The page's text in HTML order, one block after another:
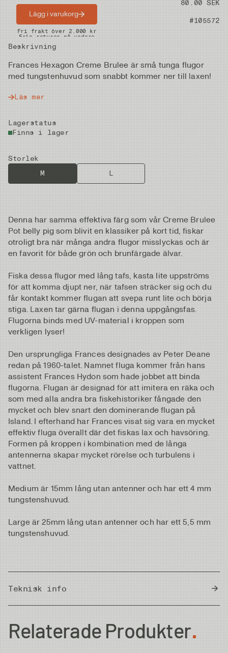
Pris 80.00 SEK
Artikelnummer #105572
Beskrivning
Frances Hexagon Creme Brulee är små tunga flugor
med tungstenhuvud som snabbt kommer ner till laxen!
Läs mer
Lagerstatus
Finns i lager
Storlek
M
L
Lägg i varukorg
Snabba leveranser
Fri frakt över 2.000 kr
Fria returer på vadare
Denna har samma effektiva färg som vår Creme Brulee
Pot belly pig som blivit en klassiker på kort tid, fiskar
otroligt bra när många andra flugor misslyckas och är
en favorit för både grön och brunfärgade älvar.
Fiska dessa flugor med lång tafs, kasta lite uppströms
för att komma djupt ner, när tafsen sträcker sig och du
får kontakt kommer flugan att svepa runt lite och börja
stiga. Laxen tar gärna flugan i denna uppgångsfas.
Flugorna binds med UV-material i kroppen som
verkligen lyser!
Den ursprungliga Frances designades av Peter Deane
redan på 1960-talet. Namnet fluga kommer från hans
assistent Frances Hydon som hade jobbet att binda
flugorna. Flugan är designad för att imitera en räka och
som med alla andra bra fiskehistoriker fångade den
mycket och blev snart den dominerande flugan på
Island. I efterhand har Frances visat sig vara en mycket
effektiv fluga överallt där det fiskas lax och havsöring.
Formen på kroppen i kombination med de långa
antennerna skapar mycket rörelse och turbulens i
vattnet.
Medium är 15mm lång utan antenner och har ett 4 mm
tungstenshuvud.
Large är 25mm lång utan antenner och har ett 5,5 mm
tungstenshuvud.
Teknisk info
Country of Origin Thailand
Relaterade Produkter